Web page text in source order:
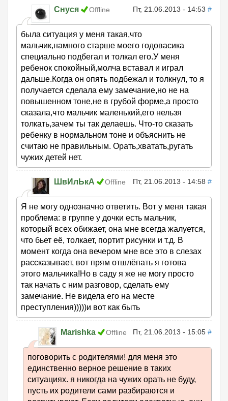
Снуся Offline Пт, 21.06.2013 - 14:53 #
была ситуация у меня такая,что
мальчик,намного старше моего годовасика
специально подбегал и толкал его.У меня
ребенок спокойный,молча вставал и играл
дальше.Когда он опять подбежал и толкнул, то я
получается сделала ему замечание,но не на
повышенном тоне,не в грубой форме,а просто
сказала,что мальчик маленький,его нельзя
толкать,зачем ты так делаешь. Что-то сказать
ребенку в нормальном тоне и объяснить не
считаю не правильным. Орать,хватать,ругать
чужих детей нет.
ШвИлЬкА Offline Пт, 21.06.2013 - 14:58 #
Я не могу однозначно ответить. Вот у меня такая
проблема: в группе у дочки есть мальчик,
который всех обижает, она мне всегда жалуется,
что бьет её, толкает, портит рисунки и т.д. В
момент когда она вечером мне все это в слезах
рассказывает, вот прям отшлёпать я готова
этого мальчика!Но в саду я же не могу просто
так начать с ним разговор, сделать ему
замечание. Не видела его на месте
преступления)))))и вот как быть
Marishka Offline Пт, 21.06.2013 - 15:05 #
поговорить с родителями! для меня это
единственно верное решение в таких
ситуациях. я никогда на чужих орать не буду,
пусть их родители сами разбираются и